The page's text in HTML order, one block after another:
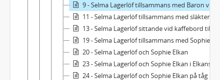
9 - Selma Lagerlöf tillsammans med Baron von Düben, fru Hård af Segerstad, systern Gerda Ahlgren, samt brodern Daniel och svägerskan Elin
11 - Selma Lagerlöf tillsammans med släktens barn i Sunnemo, professor Nils Lagerlöfs hem
13 - Selma Lagerlöf sittande vid kaffebord tillsammans med flera Lagerlöfar i Sunnemo
19 - Selma Lagerlöf tillsammans med Sophie Elkan och Gösta Mittag-Leffler på Nilen i båt
20 - Selma Lagerlöf och Sophie Elkan
23 - Selma Lagerlöf och Sophie Elkan i Elkans våning i Göteborg
24 - Selma Lagerlöf och Sophie Elkan på tåg